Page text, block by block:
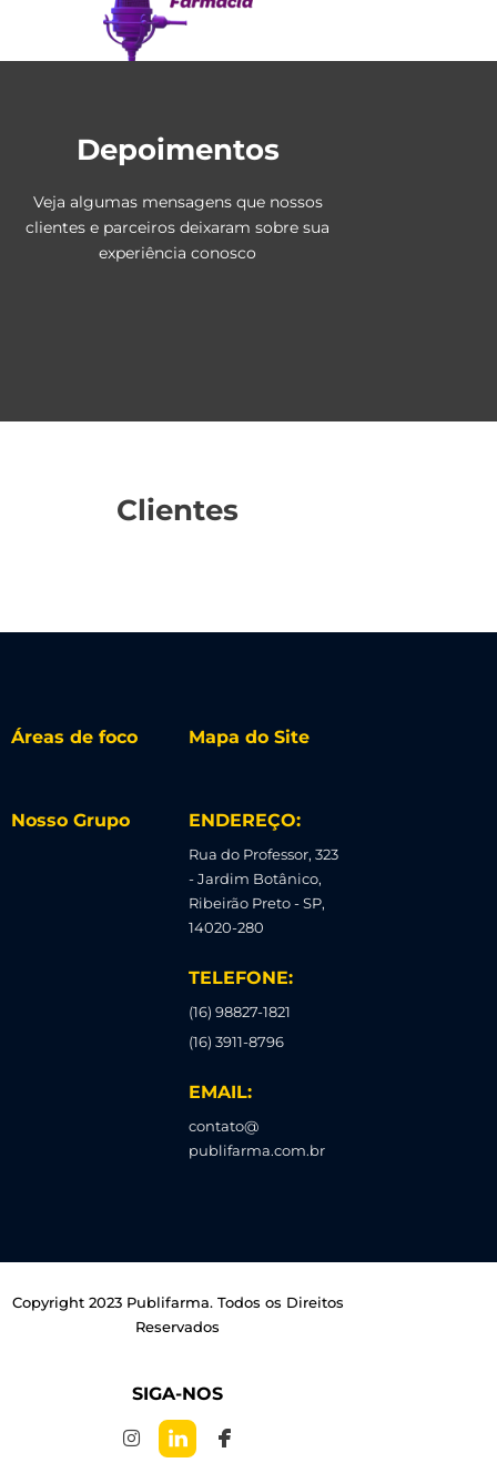
Depoimentos
Veja algumas mensagens que nossos
clientes e parceiros deixaram sobre sua
experiência conosco
Clientes
Áreas de foco Mapa do Site
Nosso Grupo ENDEREÇO:
Rua do Professor, 323
- Jardim Botânico,
Ribeirão Preto - SP,
14020-280
TELEFONE:
(16) 98827-1821
(16) 3911-8796
EMAIL:
contato@
publifarma.com.br
Copyright 2023 Publifarma. Todos os Direitos
Reservados
SIGA-NOS